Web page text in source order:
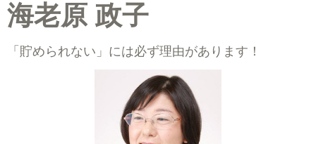
海老原 政子
「貯められない」には必ず理由があります！